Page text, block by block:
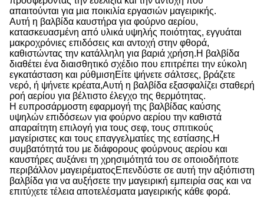
απαιτούνται για μια ποικιλία εργασιών μαγειρικής.
Αυτή η βαλβίδα καυστήρα για φούρνο αερίου,
κατασκευασμένη από υλικά υψηλής ποιότητας, εγγυάται
μακροχρόνιες επιδόσεις και αντοχή στην φθορά,
καθιστώντας την κατάλληλη για βαριά χρήση.Η βαλβίδα
διαθέτει ένα διαισθητικό σχέδιο που επιτρέπει την εύκολη
εγκατάσταση και ρύθμισηΕίτε ψήνετε σάλτσες, βράζετε
νερό, ή ψήνετε κρέατα,Αυτή η βαλβίδα εξασφαλίζει σταθερή
ροή αερίου για βέλτιστο έλεγχο της θερμότητας.
Η ευπροσάρμοστη εφαρμογή της βαλβίδας καύσης
υψηλών επιδόσεων για φούρνο αερίου την καθιστά
απαραίτητη επιλογή για τους σεφ, τους σπιτικούς
μαγείριστες και τους επαγγελματίες της εστίασης.Η
συμβατότητά του με διάφορους φούρνους αερίου και
καυστήρες αυξάνει τη χρησιμότητά του σε οποιοδήποτε
περιβάλλον μαγειρέματοςΕπενδύστε σε αυτή την αξιόπιστη
βαλβίδα για να αυξήσετε την μαγειρική εμπειρία σας και να
επιτύχετε τέλεια αποτελέσματα μαγειρικής κάθε φορά.